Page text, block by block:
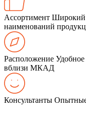
Ассортимент Широкий
наименований
Расположение
вблизи МКАД
Консультанты Опытные